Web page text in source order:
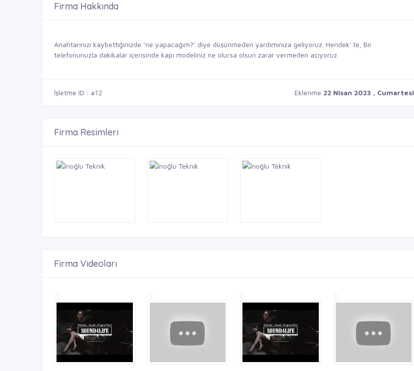
Firma Hakkında
Anahtarınızı kaybettiğinizde ‘ne yapacağım?’ diye düşünmeden yardımınıza geliyoruz. Hendek' te, Bir
telefonunuzla dakikalar içerisinde kapı modeliniz ne olursa olsun zarar vermeden açıyoruz.
İşletme ID : #12 Eklenme 22 Nisan 2023 , Cumartesi
Firma Resimleri
Firma Videoları